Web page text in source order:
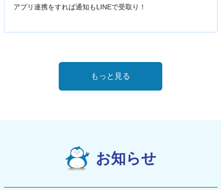
アプリ連携をすれば通知もLINEで受取り！
もっと見る
お知らせ